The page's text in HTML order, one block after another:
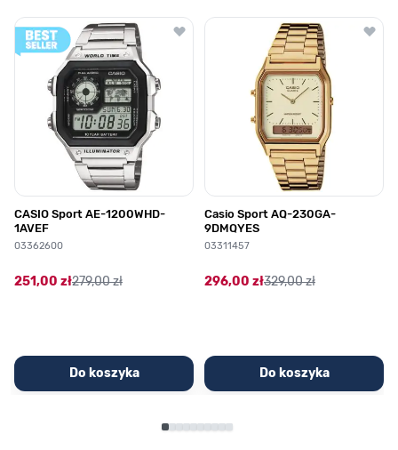
Poruszanie się po elementach karuzeli jest możliwe za pomocą
Naciśnij, aby pominąć karuzelę
Naciśnij, aby przejść do nawigacji karuzeli
CASIO Sport AE-1200WHD-
1AVEF
03362600
251,00 zł279,00 zł
Do koszyka
Casio Sport AQ-230GA-
9DMQYES
03311457
296,00 zł329,00 zł
Do koszyka